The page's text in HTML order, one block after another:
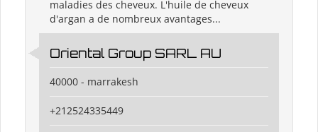
maladies des cheveux. L'huile de cheveux
d'argan a de nombreux avantages...
Oriental Group SARL AU
40000 - marrakesh
+212524335449